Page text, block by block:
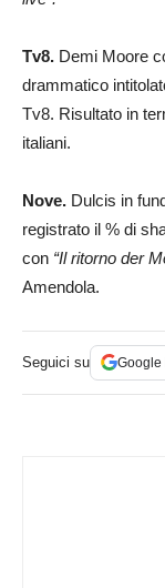
Tv8. Demi Moore
drammatico
Tv8. Risultato in
italiani.
Nove. Dulcis in
registrato il % di
con “Il ritorno der
Amendola.
Seguici su Google